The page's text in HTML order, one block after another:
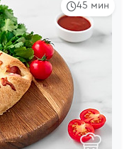
45 мин